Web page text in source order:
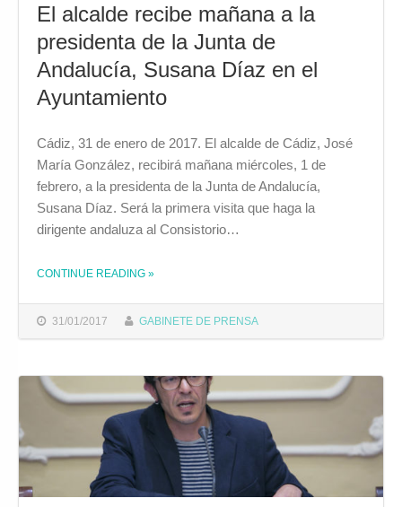
El alcalde recibe mañana a la
presidenta de la Junta de
Andalucía, Susana Díaz en el
Ayuntamiento
31/01/2017 GABINETE DE PRENSA
Cádiz, 31 de enero de 2017. El alcalde de Cádiz, José
María González, recibirá mañana miércoles, 1 de
febrero, a la presidenta de la Junta de Andalucía,
Susana Díaz. Será la primera visita que haga la
dirigente andaluza al Consistorio…
CONTINUE READING THE "EL ALCALDE RECIBE MAÑANA A LA PRESIDENTA DE LA JUNTA DE ANDALUCÍA, SUSANA DÍAZ EN EL AYUNTAMIENTO"
»